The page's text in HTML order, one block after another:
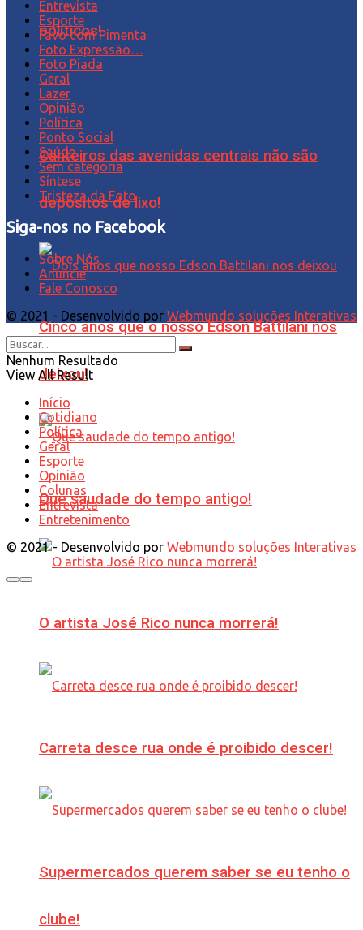
políticos!
Canteiros das avenidas centrais não são
depósitos de lixo!
Cinco anos que o nosso Edson Battilani nos
deixou!
Que saudade do tempo antigo!
O artista José Rico nunca morrerá!
Carreta desce rua onde é proibido descer!
Supermercados querem saber se eu tenho o
clube!
Entrevista
Esporte
Favo com Pimenta
Foto Expressão…
Foto Piada
Geral
Lazer
Opinião
Política
Ponto Social
Saúde
Sem categoria
Síntese
Tristeza da Foto
Siga-nos no Facebook
Sobre Nós
Anuncie
Fale Conosco
© 2021 - Desenvolvido por Webmundo soluções Interativas
Nenhum Resultado
View All Result
Início
Cotidiano
Política
Geral
Esporte
Opinião
Colunas
Entrevista
Entretenimento
© 2021 - Desenvolvido por Webmundo soluções Interativas